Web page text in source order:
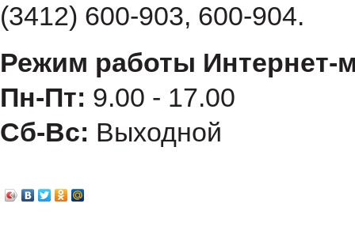
(3412) 600-903, 600-904.
Режим работы Интернет-
Пн-Пт: 9.00 - 17.00
Сб-Вс: Выходной